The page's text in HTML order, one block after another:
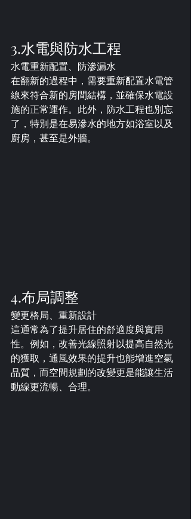
3.水電與防水工程
水電重新配置、防滲漏水
在翻新的過程中，需要重新配置水電管
線來符合新的房間結構，並確保水電設
施的正常運作。此外，防水工程也別忘
了，特別是在易滲水的地方如浴室以及
廚房，甚至是外牆。
4.布局調整
變更格局、重新設計
這通常為了提升居住的舒適度與實用
性。例如，改善光線照射以提高自然光
的獲取，通風效果的提升也能增進空氣
品質，而空間規劃的改變更是能讓生活
動線更流暢、合理。